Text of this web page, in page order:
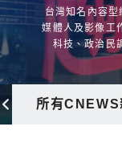
台灣知名內容
媒體人及影像工
科技、政治民
所有CNEWS